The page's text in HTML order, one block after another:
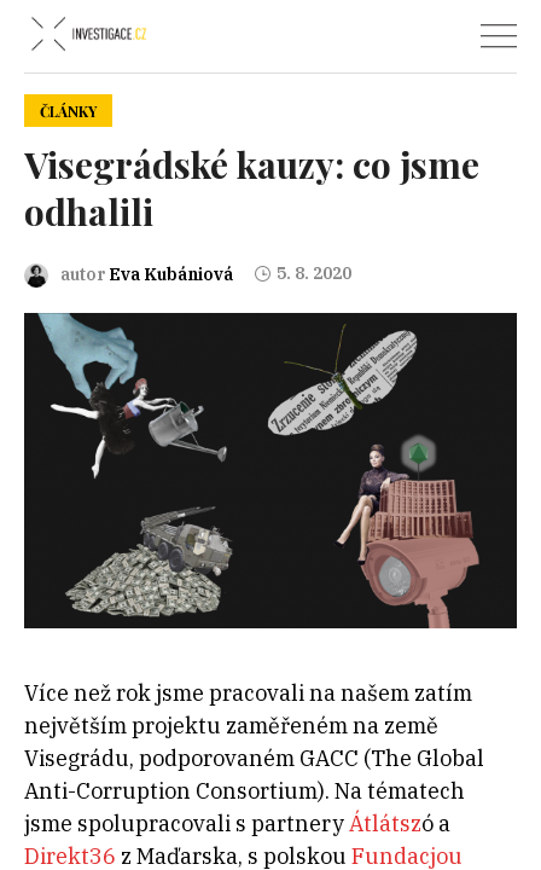
ČLÁNKY
Visegrádské kauzy: co jsme
odhalili
autor Eva Kubániová 5. 8. 2020
Více než rok jsme pracovali na našem zatím
největším projektu zaměřeném na země
Visegrádu, podporovaném GACC (The Global
Anti-Corruption Consortium). Na tématech
jsme spolupracovali s partneryÁtlátszó a
Direkt36 z Maďarska, s polskou Fundacjou